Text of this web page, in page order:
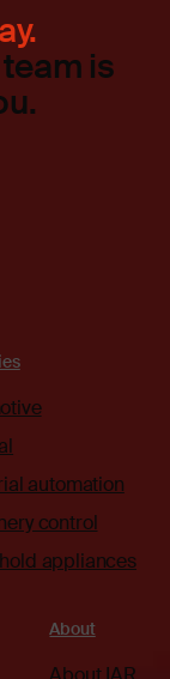
is
automation
control
appliances
About